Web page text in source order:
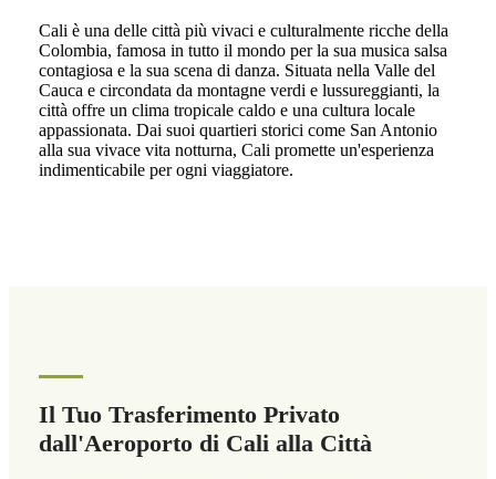
Cali è una delle città più vivaci e culturalmente ricche della
Colombia, famosa in tutto il mondo per la sua musica salsa
contagiosa e la sua scena di danza. Situata nella Valle del
Cauca e circondata da montagne verdi e lussureggianti, la
città offre un clima tropicale caldo e una cultura locale
appassionata. Dai suoi quartieri storici come San Antonio
alla sua vivace vita notturna, Cali promette un'esperienza
indimenticabile per ogni viaggiatore.
Il Tuo Trasferimento Privato
dall'Aeroporto di Cali alla Città